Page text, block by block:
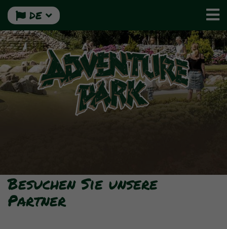
DE
Besuchen Sie unsere
Partner